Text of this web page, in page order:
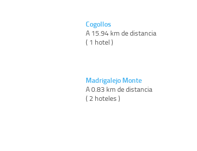
Cogollos
A 15.94 km de distancia
( 1 hotel )
Madrigalejo Monte
A 0.83 km de distancia
( 2 hoteles )